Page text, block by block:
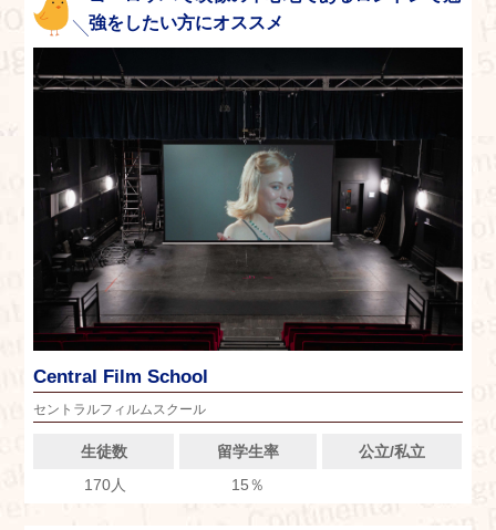
強をしたい方にオススメ
Central Film School
セントラルフィルムスクール
生徒数 留学生率
公立/私立
170人
15％